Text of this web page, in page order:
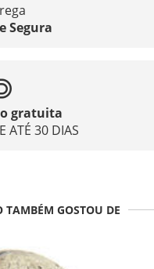
Segura
gratuita
ATÉ 30 DIAS
TAMBÉM GOSTOU DE